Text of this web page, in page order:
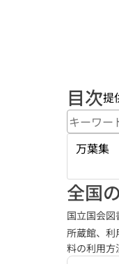
目次提
万葉集
全国
国立国会図
所蔵館、利
料の利用方